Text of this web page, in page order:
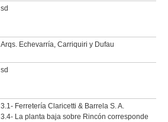
sd
Arqs. Echevarría, Carriquiri y Dufau
sd
3.1- Ferretería Claricetti & Barrela S. A.
3.4- La planta baja sobre Rincón corresponde